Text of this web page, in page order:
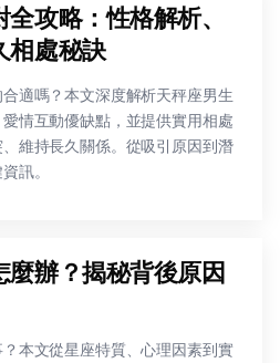
攻略：性格解析、
相處秘訣
適嗎？本文深度解析天秤座男生
情互動優缺點，並提供實用相處
維持長久關係。從吸引原因到潛
訊。
麼辦？揭秘背後原因
本文從星座特質、心理因素到實